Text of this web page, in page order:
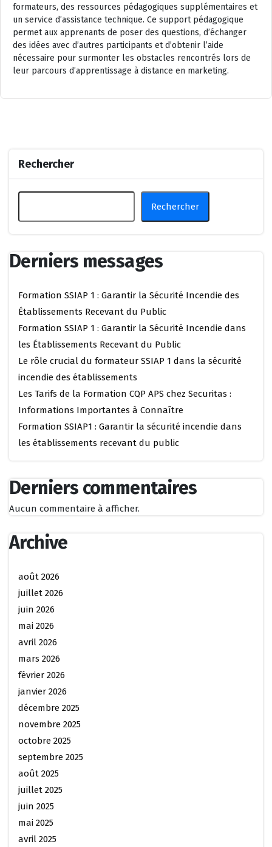
formateurs, des ressources pédagogiques supplémentaires et
un service d’assistance technique. Ce support pédagogique
permet aux apprenants de poser des questions, d’échanger
des idées avec d’autres participants et d’obtenir l’aide
nécessaire pour surmonter les obstacles rencontrés lors de
leur parcours d’apprentissage à distance en marketing.
Rechercher
Rechercher
Derniers messages
Formation SSIAP 1 : Garantir la Sécurité Incendie des
Établissements Recevant du Public
Formation SSIAP 1 : Garantir la Sécurité Incendie dans
les Établissements Recevant du Public
Le rôle crucial du formateur SSIAP 1 dans la sécurité
incendie des établissements
Les Tarifs de la Formation CQP APS chez Securitas :
Informations Importantes à Connaître
Formation SSIAP1 : Garantir la sécurité incendie dans
les établissements recevant du public
Derniers commentaires
Aucun commentaire à afficher.
Archive
août 2026
juillet 2026
juin 2026
mai 2026
avril 2026
mars 2026
février 2026
janvier 2026
décembre 2025
novembre 2025
octobre 2025
septembre 2025
août 2025
juillet 2025
juin 2025
mai 2025
avril 2025